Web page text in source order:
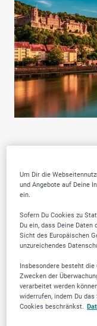
Um Dir die
und Angebote auf Deine
ein.
Sofern Du Cookies zu
Du ein, dass Deine Daten
Sicht des Europäischen
unzureichendes
Insbesondere besteht die
Zwecken der
verarbeitet werden
widerrufen, indem Du
Cookies beschränkst.